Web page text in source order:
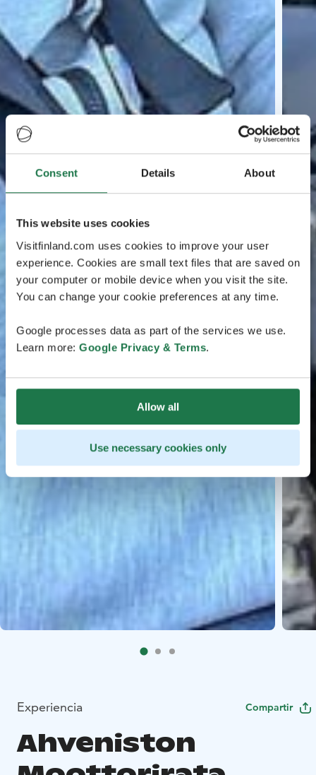
Consent Details About
This website uses cookies
Visitfinland.com uses cookies to improve your user
experience. Cookies are small text files that are saved on
your computer or mobile device when you visit the site.
You can change your cookie preferences at any time.
Google processes data as part of the services we use.
Learn more: Google Privacy & Terms.
Allow all
Use necessary cookies only
Experiencia Compartir
Ahveniston